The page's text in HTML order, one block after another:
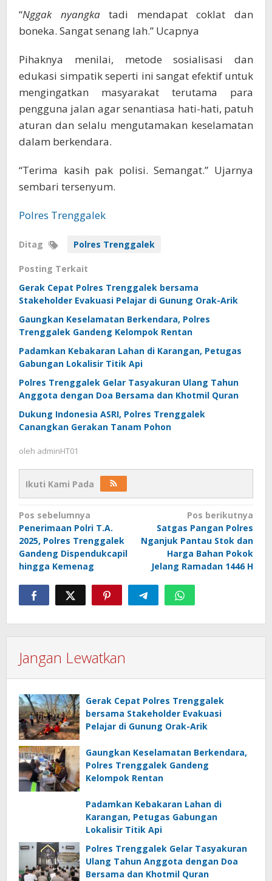
“Nggak nyangkatadi mendapat coklat dan
boneka. Sangat senang lah.” Ucapnya
Pihaknya menilai, metode sosialisasi dan
edukasi simpatik seperti ini sangat efektif untuk
mengingatkan masyarakat terutama para
pengguna jalan agar senantiasa hati-hati, patuh
aturan dan selalu mengutamakan keselamatan
dalam berkendara.
“Terima kasih pak polisi. Semangat.” Ujarnya
sembari tersenyum.
Polres Trenggalek
Ditag Polres Trenggalek
Posting Terkait
Gerak Cepat Polres Trenggalek bersama
Stakeholder Evakuasi Pelajar di Gunung Orak-Arik
Gaungkan Keselamatan Berkendara, Polres
Trenggalek Gandeng Kelompok Rentan
Padamkan Kebakaran Lahan di Karangan, Petugas
Gabungan Lokalisir Titik Api
Polres Trenggalek Gelar Tasyakuran Ulang Tahun
Anggota dengan Doa Bersama dan Khotmil Quran
Dukung Indonesia ASRI, Polres Trenggalek
Canangkan Gerakan Tanam Pohon
oleh adminHT01
Ikuti Kami Pada
Navigasi
pos
Pos sebelumnya
Penerimaan Polri T.A.
2025, Polres Trenggalek
Gandeng Dispendukcapil
hingga Kemenag
Pos berikutnya
Satgas Pangan Polres
Nganjuk Pantau Stok dan
Harga Bahan Pokok
Jelang Ramadan 1446 H
Jangan Lewatkan
Gerak Cepat Polres Trenggalek
bersama Stakeholder Evakuasi
Pelajar di Gunung Orak-Arik
Gaungkan Keselamatan Berkendara,
Polres Trenggalek Gandeng
Kelompok Rentan
Padamkan Kebakaran Lahan di
Karangan, Petugas Gabungan
Lokalisir Titik Api
Polres Trenggalek Gelar Tasyakuran
Ulang Tahun Anggota dengan Doa
Bersama dan Khotmil Quran